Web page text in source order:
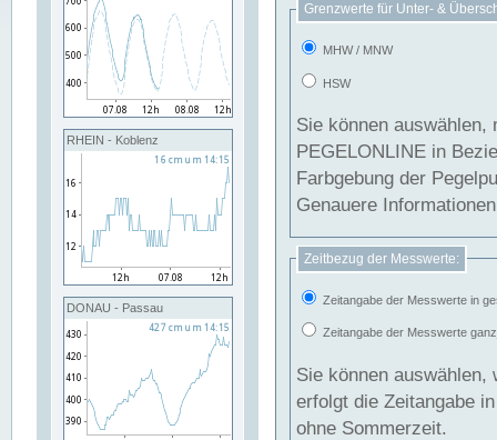
RHEIN - Koblenz
DONAU - Passau
Grenzwerte für Unter- &
MHW / MNW
HSW
Sie können
PEGELONLINE in Beziehung
Farbgebung der
Genauere
Zeitbezug der Messwerte:
Zeitangabe der Messwerte in
Zeitangabe der Messwerte
Sie können auswählen,
erfolgt die Zeitangabe
ohne Sommerzeit.